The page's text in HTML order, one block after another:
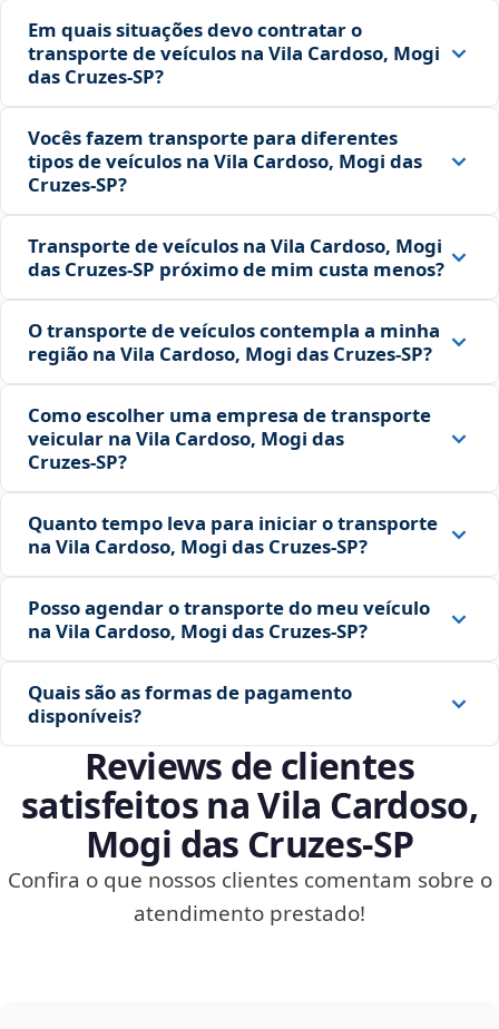
Em quais situações devo contratar o
transporte de veículos na Vila Cardoso, Mogi
das Cruzes‑SP?
Vocês fazem transporte para diferentes
tipos de veículos na Vila Cardoso, Mogi das
Cruzes‑SP?
Transporte de veículos na Vila Cardoso, Mogi
das Cruzes‑SP próximo de mim custa menos?
O transporte de veículos contempla a minha
região na Vila Cardoso, Mogi das Cruzes‑SP?
Como escolher uma empresa de transporte
veicular na Vila Cardoso, Mogi das
Cruzes‑SP?
Quanto tempo leva para iniciar o transporte
na Vila Cardoso, Mogi das Cruzes‑SP?
Posso agendar o transporte do meu veículo
na Vila Cardoso, Mogi das Cruzes‑SP?
Quais são as formas de pagamento
disponíveis?
Reviews de clientes
satisfeitos na Vila Cardoso,
Mogi das Cruzes‑SP
Confira o que nossos clientes comentam sobre o
atendimento prestado!